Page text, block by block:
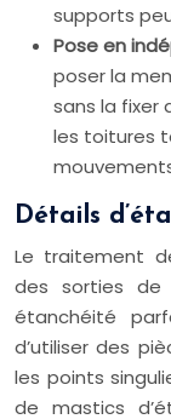
supports
Pose en
poser la
sans la fixer
les toitures
Détails
Le traitement
des sorties de
étanchéité
d’utiliser des
les points
de mastics